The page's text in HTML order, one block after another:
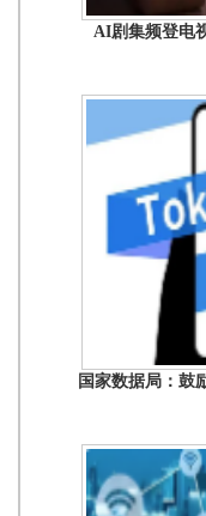
AI剧集频登电
国家数据局：鼓